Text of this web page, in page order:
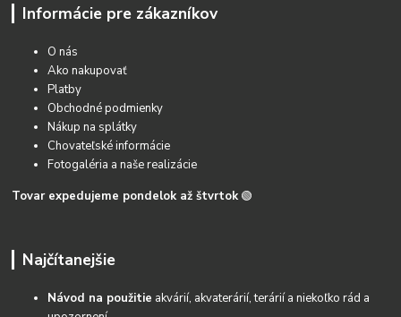
Informácie pre zákazníkov
O nás
Ako nakupovať
Platby
Obchodné podmienky
Nákup na splátky
Chovateľské informácie
Fotogaléria a naše realizácie
Tovar expedujeme pondelok až štvrtok 🟢
Najčítanejšie
Návod na použitie akvárií, akvaterárií, terárií a niekoľko rád a